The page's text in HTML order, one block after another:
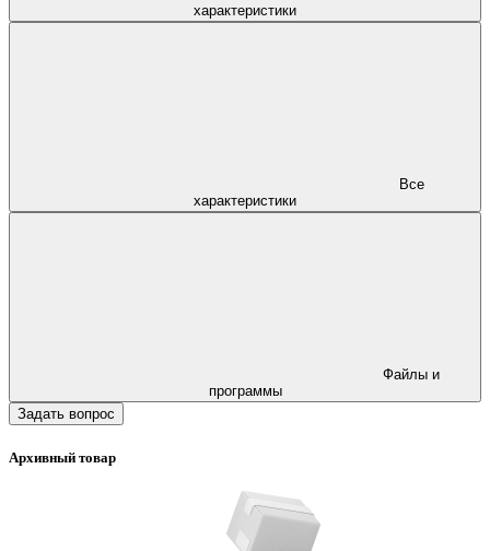
характеристики
характеристики
программы
Задать вопрос
Архивный товар